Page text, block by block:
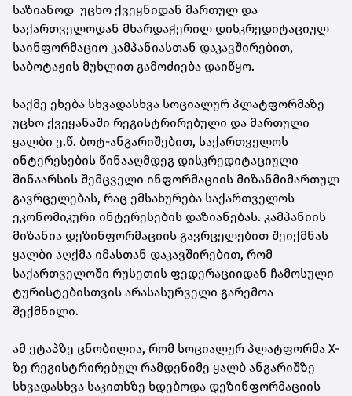
საზიანოდ უცხო ქვეყნიდან მართულ და
საქართველოდან მხარდაჭერილ დისკრედიტაციულ
საინფორმაციო კამპანიასთან დაკავშირებით,
საბოტაჟის მუხლით გამოძიება დაიწყო.
საქმე ეხება სხვადასხვა სოციალურ პლატფორმაზე
უცხო ქვეყანაში რეგისტრირებული და მართული
ყალბი ე.წ. ბოტ-ანგარიშებით, საქართველოს
ინტერესების წინააღმდეგ დისკრედიტაციული
შინაარსის შემცველი ინფორმაციის მიზანმიმართულ
გავრცელებას, რაც ემსახურება საქართველოს
ეკონომიკური ინტერესების დაზიანებას. კამპანიის
მიზანია დეზინფორმაციის გავრცელებით შეიქმნას
ყალბი აღქმა იმასთან დაკავშირებით, რომ
საქართველოში რუსეთის ფედერაციიდან ჩამოსული
ტურისტებისთვის არასასურველი გარემოა
შექმნილი.
ამ ეტაპზე ცნობილია, რომ სოციალურ პლატფორმა X-
ზე რეგისტრირებულ რამდენიმე ყალბ ანგარიშზე
სხვადასხვა საკითხზე ხდებოდა დეზინფორმაციის